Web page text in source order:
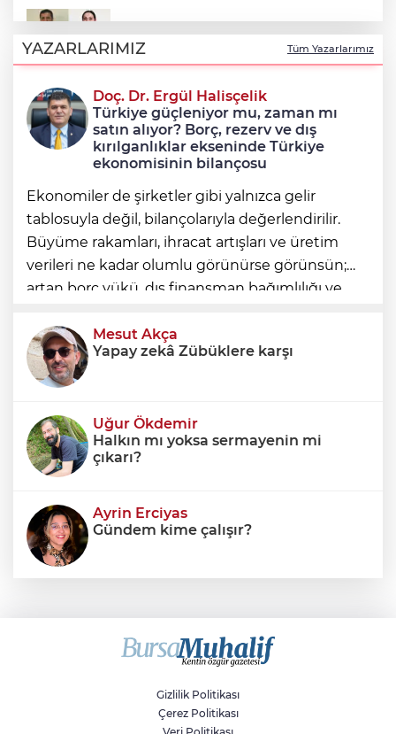
tahliye olacak mı?
12 maddelik 'çerçeve yasa' teklifinin tam
metni
YAZARLARIMIZ Tüm Yazarlarımız
Doç. Dr. Ergül Halisçelik
Türkiye güçleniyor mu, zaman mı
satın alıyor? Borç, rezerv ve dış
kırılganlıklar ekseninde Türkiye
ekonomisinin bilançosu
Ekonomiler de şirketler gibi yalnızca gelir
tablosuyla değil, bilançolarıyla değerlendirilir.
Büyüme rakamları, ihracat artışları ve üretim
verileri ne kadar olumlu görünürse görünsün;
artan borç yükü, dış finansman bağımlılığı ve
alınmadığında ortaya eksik
Mesut Akça
Yapay zekâ Zübüklere karşı
Uğur Ökdemir
Halkın mı yoksa sermayenin mi
çıkarı?
Ayrin Erciyas
Gündem kime çalışır?
Savaşların gölgesinde engellilik,
doğa ve kaybedilen gelecek
Gizlilik Politikası
Çerez Politikası